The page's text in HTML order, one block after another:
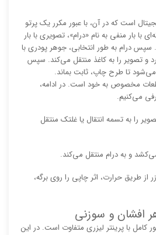
است که در آن، با عبور مکرر یک پرتو
با بار منفی به نام «درام»، تصویری با بار
درام به طور انتخابی، جوهر پودری با
و تصویر را به کاغذ منتقل می‌کند. سپس
تا طرح چاپ، ثابت بماند.
مخصوص به خود است. در ادامه،
می‌کنیم.
را به تسمه انتقال یا غلتک منتقل
می‌کشد و به درام منتقل می‌کند.
از طریق حرارت، اثر چاپی را روی برگه،
افشان و سوزنی
کامل با پرینتر لیزری متفاوت است. در این